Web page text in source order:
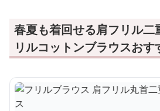
春夏も着回せる肩フリル二
リルコットンブラウスおす